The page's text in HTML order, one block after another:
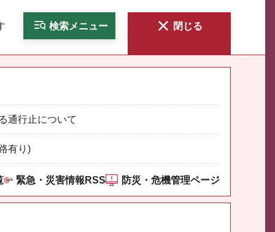
検索メニュー 閉じる
通行止について
有り)
緊急・災害情報RSS 防災・危機管理ページ